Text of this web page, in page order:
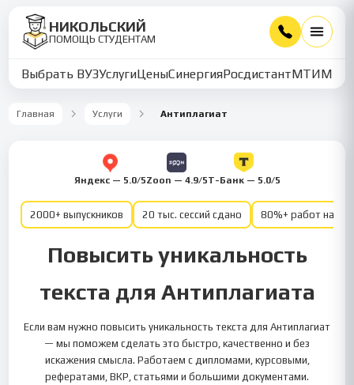
НИКОЛЬСКИЙ
ПОМОЩЬ СТУДЕНТАМ
Выбрать ВУЗУслугиЦеныСинергияРосдистантМТИММУ
Главная Услуги Антиплагиат
Яндекс — 5.0/5Zoon — 4.9/5Т-Банк — 5.0/5
2000+ выпускников 20 тыс. сессий сдано 80%+ работ на
Повысить уникальность
текста для Антиплагиата
Если вам нужно повысить уникальность текста для Антиплагиат
— мы поможем сделать это быстро, качественно и без
искажения смысла. Работаем с дипломами, курсовыми,
рефератами, ВКР, статьями и большими документами.